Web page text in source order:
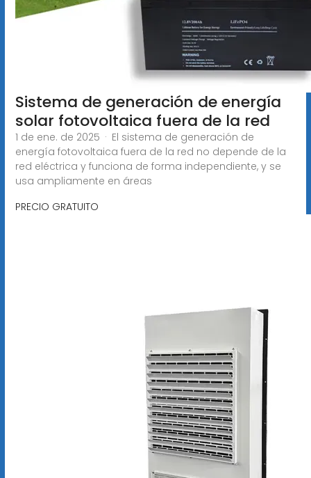
Sistema de generación de energía
solar fotovoltaica fuera de la red
1 de ene. de 2025 · El sistema de generación de
energía fotovoltaica fuera de la red no depende de la
red eléctrica y funciona de forma independiente, y se
usa ampliamente en áreas
PRECIO GRATUITO